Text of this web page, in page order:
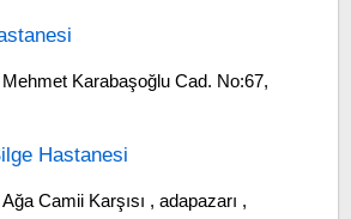
Karabaşoğlu Cad. No:67,
Hastanesi
Camii Karşısı , adapazarı ,